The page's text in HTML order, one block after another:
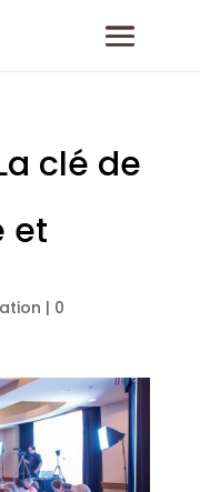
clé de
et
| 0